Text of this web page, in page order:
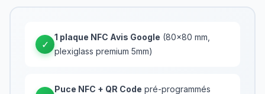
✓
1 plaque NFC Avis Google (80×80 mm,
plexiglass premium 5mm)
Puce NFC + QR Code pré-programmés